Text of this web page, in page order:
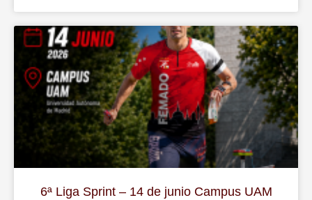
6ª Liga Sprint – 14 de junio Campus UAM